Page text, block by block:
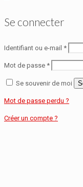
Se connecter
Identifiant ou e-mail *
Mot de passe *
Se souvenir de moi
Mot de passe perdu ?
Créer un compte ?